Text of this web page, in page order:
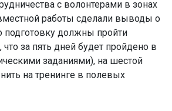
с волонтерами в зонах
работы сделали выводы о
подготовку должны пройти
за пять дней будет пройдено в
заданиями), на шестой
на тренинге в полевых